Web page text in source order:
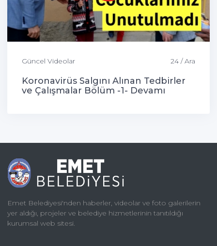
Güncel Videolar 24 / Ara
Koronavirüs Salgını Alınan Tedbirler
ve Çalışmalar Bölüm -1- Devamı
Emet Belediyesi'nden haberler, videolar ve foto galerilerin
yer aldığı, projeler ve belediye hizmetlerinin tanıtıldığı
kurumsal web sitesi.